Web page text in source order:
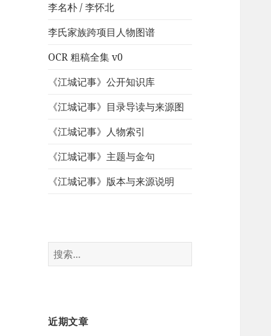
李名朴 / 李怀北
李氏家族跨项目人物图谱
OCR 粗稿全集 v0
《江城记事》公开知识库
《江城记事》目录导读与来源图
《江城记事》人物索引
《江城记事》主题与金句
《江城记事》版本与来源说明
搜
索：
近期文章